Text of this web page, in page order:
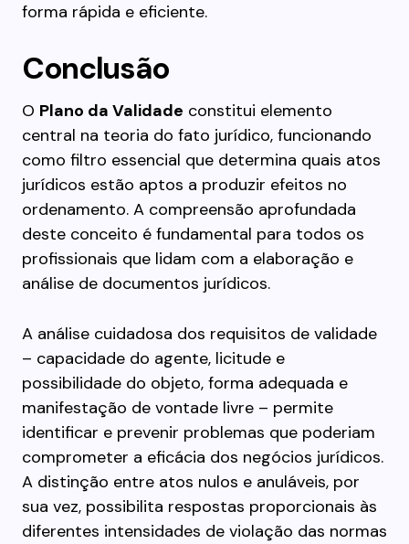
forma rápida e eficiente.
Conclusão
O Plano da Validade constitui elemento
central na teoria do fato jurídico, funcionando
como filtro essencial que determina quais atos
jurídicos estão aptos a produzir efeitos no
ordenamento. A compreensão aprofundada
deste conceito é fundamental para todos os
profissionais que lidam com a elaboração e
análise de documentos jurídicos.
A análise cuidadosa dos requisitos de validade
– capacidade do agente, licitude e
possibilidade do objeto, forma adequada e
manifestação de vontade livre – permite
identificar e prevenir problemas que poderiam
comprometer a eficácia dos negócios jurídicos.
A distinção entre atos nulos e anuláveis, por
sua vez, possibilita respostas proporcionais às
diferentes intensidades de violação das normas